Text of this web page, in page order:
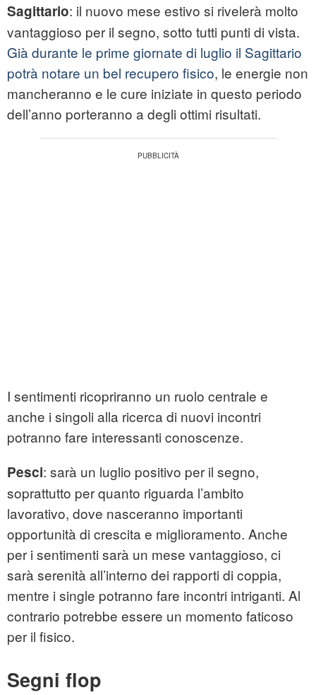
Sagittario: il nuovo mese estivo si rivelerà molto
vantaggioso per il segno, sotto tutti punti di vista.
Già durante le prime giornate di luglio il Sagittario
potrà notare un bel recupero fisico, le energie non
mancheranno e le cure iniziate in questo periodo
dell’anno porteranno a degli ottimi risultati.
I sentimenti ricopriranno un ruolo centrale e
anche i singoli alla ricerca di nuovi incontri
potranno fare interessanti conoscenze.
Pesci: sarà un luglio positivo per il segno,
soprattutto per quanto riguarda l’ambito
lavorativo, dove nasceranno importanti
opportunità di crescita e miglioramento. Anche
per i sentimenti sarà un mese vantaggioso, ci
sarà serenità all’interno dei rapporti di coppia,
mentre i single potranno fare incontri intriganti. Al
contrario potrebbe essere un momento faticoso
per il fisico.
Segni flop